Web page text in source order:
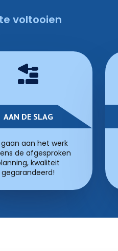
voltooien
AAN DE SLAG
gaan aan het werk
de afgesproken
kwaliteit
gegarandeerd!